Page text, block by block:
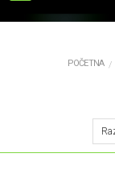
POČETNA /